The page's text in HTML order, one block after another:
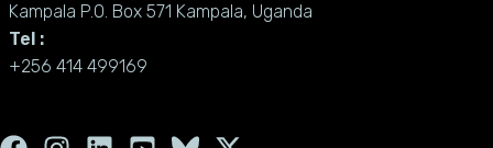
Kampala P.O. Box 571 Kampala, Uganda
Tel :
+256 414 499169
F I L Y X